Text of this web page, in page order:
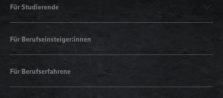
Für Studierende
Für Berufseinsteiger:innen
Für Berufserfahrene